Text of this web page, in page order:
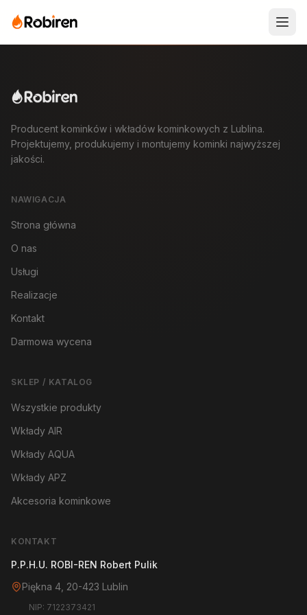
Producent kominków i wkładów kominkowych z Lublina.
Projektujemy, produkujemy i montujemy kominki najwyższej
jakości.
NAWIGACJA
Strona główna
O nas
Usługi
Realizacje
Kontakt
Darmowa wycena
SKLEP / KATALOG
Wszystkie produkty
Wkłady AIR
Wkłady AQUA
Wkłady APZ
Akcesoria kominkowe
KONTAKT
P.P.H.U. ROBI-REN Robert Pulik
Piękna 4, 20-423 Lublin
NIP: 7122373421